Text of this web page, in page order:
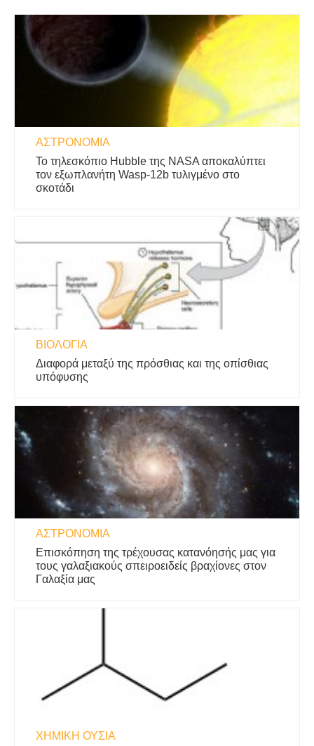
ΑΣΤΡΟΝΟΜΊΑ
Το τηλεσκόπιο Hubble της NASA αποκαλύπτει
τον εξωπλανήτη Wasp-12b τυλιγμένο στο
σκοτάδι
ΒΙΟΛΟΓΊΑ
Διαφορά μεταξύ της πρόσθιας και της οπίσθιας
υπόφυσης
ΑΣΤΡΟΝΟΜΊΑ
Επισκόπηση της τρέχουσας κατανόησής μας για
τους γαλαξιακούς σπειροειδείς βραχίονες στον
Γαλαξία μας
ΧΗΜΙΚΉ ΟΥΣΊΑ